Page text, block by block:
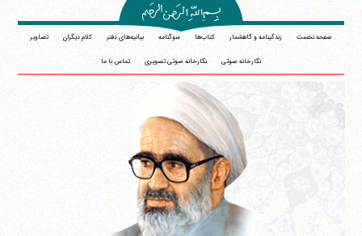
صفحه نخست زندگینامه و گاهشمار کتاب‌ها سوگنامه بیانیه‌های دفتر کلام دیگران تصاویر
نگارخانه صوتی نگارخانه صوتی تصویری تماس با ما